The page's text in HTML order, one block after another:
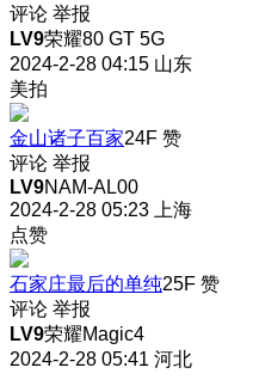
评论 举报
LV9荣耀80 GT 5G
2024-2-28 04:15 山东
美拍
金山诸子百家24F 赞
评论 举报
LV9NAM-AL00
2024-2-28 05:23
上海
点赞
石家庄最后的单纯25F 赞
评论 举报
LV9荣耀Magic4
2024-2-28 05:41 河北